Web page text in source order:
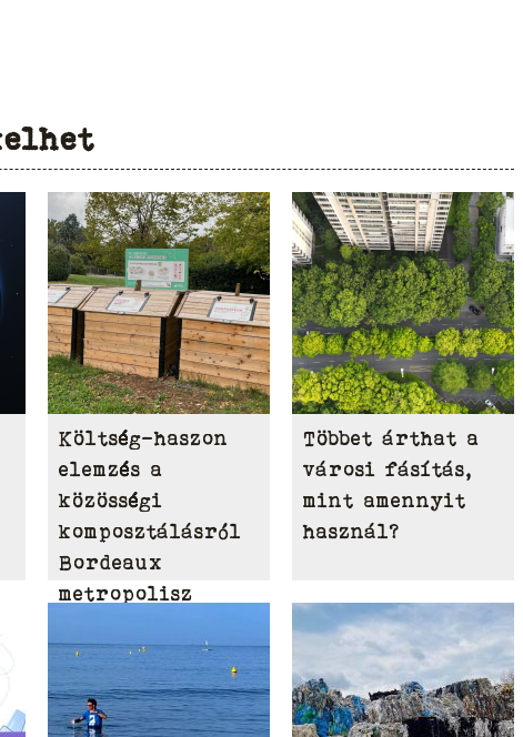
Költség-haszon
elemzés a
közösségi
komposztálásról
Bordeaux
metropolisz
Többet árthat a
városi fásítás,
mint amennyit
használ?